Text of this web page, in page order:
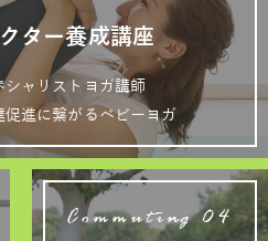
ター養成講座
シャリストヨガ講師
促進に繋がるベビーヨガ
Commuting 04